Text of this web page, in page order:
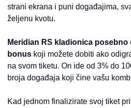
strani ekrana i puni događajima,
željenu kvotu.
Meridian RS kladionica
bonus koji možete dobiti ako
na svom tiketu. On ide od 3% do
broja događaja koji čine vašu
Kad jednom finalizirate svoj tiket